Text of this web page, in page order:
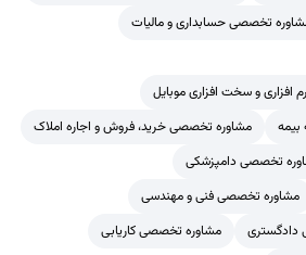
تخصصی حسابداری و مالیات
و سخت افزاری موبایل
مشاوره تخصصی خرید، فروش و اجاره املاک
تخصصی دامپزشکی
مشاوره تخصصی فنی و مهندسی
دادگستری
مشاوره تخصصی کاریابی